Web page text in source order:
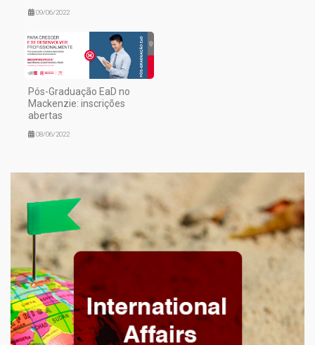
09/06/2022
Pós-Graduação EaD no
Mackenzie: inscrições
abertas
08/06/2022